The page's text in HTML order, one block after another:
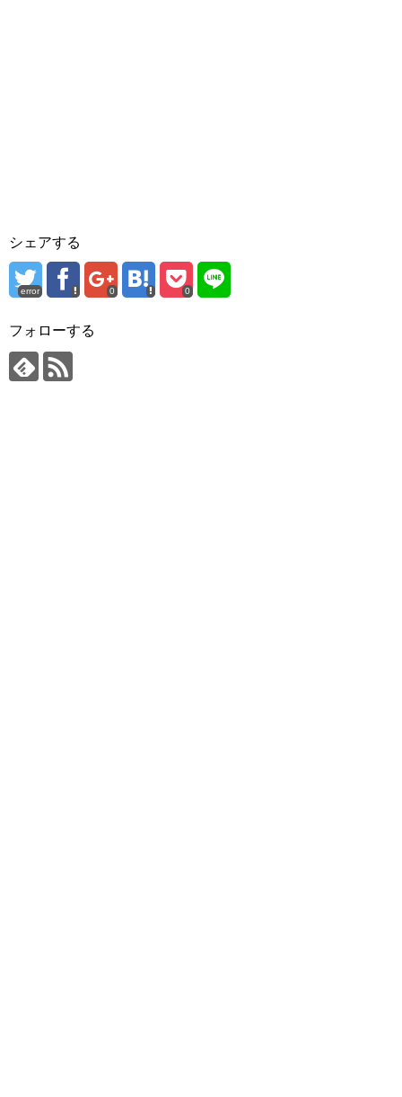
シェアする
error 0 0
フォローする